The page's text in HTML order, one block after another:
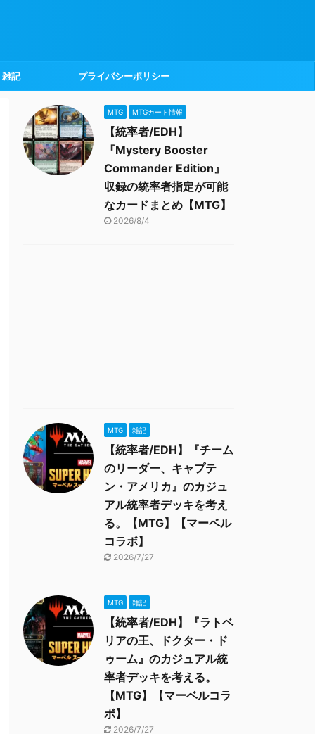
雑記 プライバシーポリシー
MTG MTGカード情報
【統率者/EDH】
『Mystery Booster
Commander Edition』
収録の統率者指定が可能
なカードまとめ【MTG】
2026/8/4
MTG 雑記
【統率者/EDH】『チーム
のリーダー、キャプテ
ン・アメリカ』のカジュ
アル統率者デッキを考え
る。【MTG】【マーベル
コラボ】
2026/7/27
MTG 雑記
【統率者/EDH】『ラトベ
リアの王、ドクター・ド
ゥーム』のカジュアル統
率者デッキを考える。
【MTG】【マーベルコラ
ボ】
2026/7/27